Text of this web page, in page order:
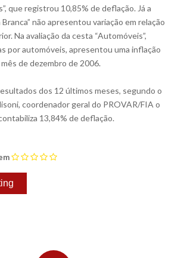
que registrou 10,85% de deflação. Já a
não apresentou variação em relação
Na avaliação da cesta “Automóveis”,
por automóveis, apresentou uma inflação
de dezembro de 2006.
dos 12 últimos meses, segundo o
coordenador geral do PROVAR/FIA o
13,84% de deflação.